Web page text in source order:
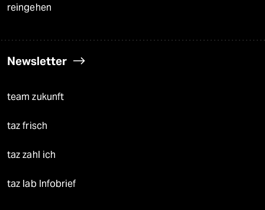
reingehen
Newsletter
team zukunft
taz frisch
taz zahl ich
taz lab Infobrief